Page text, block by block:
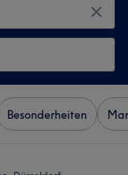
Besonderheiten